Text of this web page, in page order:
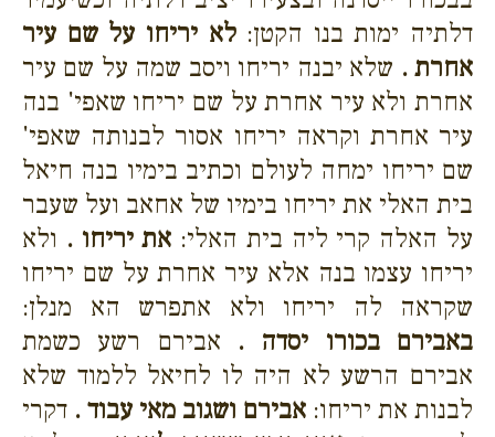
דלתיה ימות בנו הקטן:לא יריחו על שם עיר
אחרת . שלא יבנה יריחו ויסב שמה על שם עיר
אחרת ולא עיר אחרת על שם יריחו שאפי' בנה
עיר אחרת וקראה יריחו אסור לבנותה שאפי'
שם יריחו ימחה לעולם וכתיב בימיו בנה חיאל
בית האלי את יריחו בימיו של אחאב ועל שעבר
על האלה קרי ליה בית האלי: את יריחו . ולא
יריחו עצמו בנה אלא עיר אחרת על שם יריחו
שקראה לה יריחו ולא אתפרש הא מנלן:
באבירם בכורו יסדה . אבירם רשע כשמת
אבירם הרשע לא היה לו לחיאל ללמוד שלא
לבנות את יריחו: אבירם ושגוב מאי עבוד . דקרי